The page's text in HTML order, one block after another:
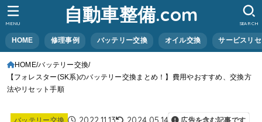
自動車整備.com
HOME 修理事例 バッテリー交換 オイル交換 サービスリ
SEARCH
MENU
HOME バッテリー交換
【フォレスター(SK系)のバッテリー交換まとめ！】費用やおすすめ、交換方
法やリセット手順
バッテリー交換